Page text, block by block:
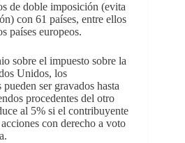
de doble imposición (evita
con 61 países, entre ellos
países europeos.
sobre el impuesto sobre la
Unidos, los
ser gravados hasta
procedentes del otro
al 5% si el contribuyente
con derecho a voto